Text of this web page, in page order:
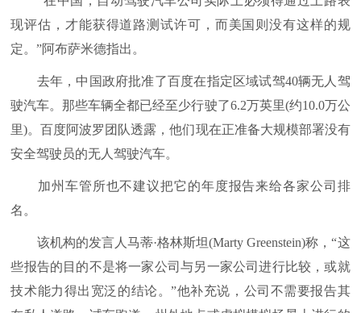
现评估，才能获得道路测试许可，而美国则没有这样的规
定。”阿布萨米德指出。
去年，中国政府批准了百度在指定区域试驾40辆无人驾
驶汽车。那些车辆全都已经至少行驶了6.2万英里(约10.0万公
里)。百度阿波罗团队透露，他们现在正准备大规模部署没有
安全驾驶员的无人驾驶汽车。
加州车管所也不建议把它的年度报告来给各家公司排
名。
该机构的发言人马蒂·格林斯坦(Marty Greenstein)称，“这
些报告的目的不是将一家公司与另一家公司进行比较，或就
技术能力得出宽泛的结论。”他补充说，公司不需要报告其